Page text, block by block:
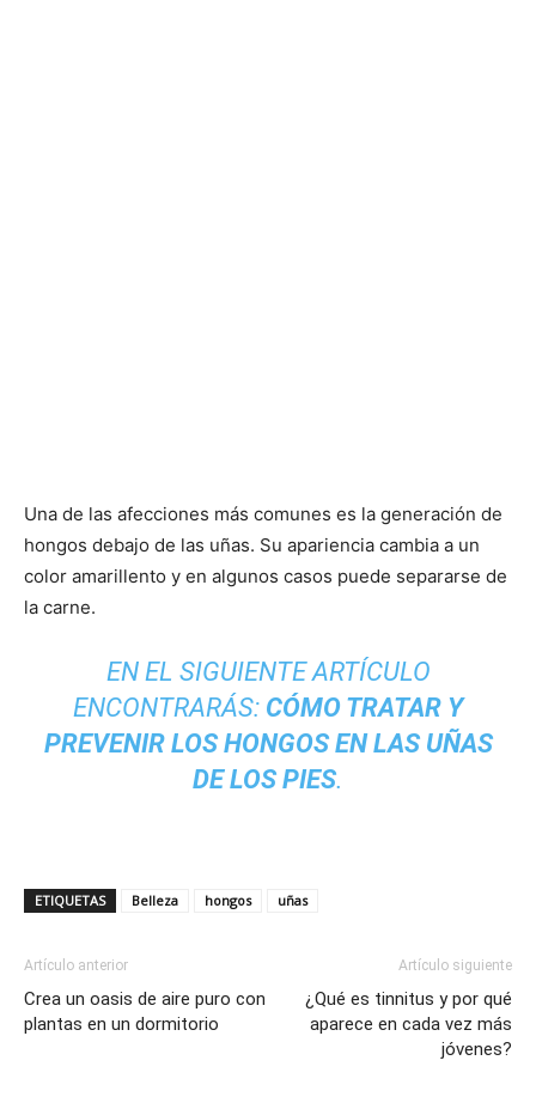
Una de las afecciones más comunes es la generación de
hongos debajo de las uñas. Su apariencia cambia a un
color amarillento y en algunos casos puede separarse de
la carne.
EN EL SIGUIENTE ARTÍCULO
ENCONTRARÁS: CÓMO TRATAR Y
PREVENIR LOS HONGOS EN LAS UÑAS
DE LOS PIES.
ETIQUETAS Belleza hongos uñas
Artículo anterior
Crea un oasis de aire puro con
plantas en un dormitorio
Artículo siguiente
¿Qué es tinnitus y por qué
aparece en cada vez más
jóvenes?